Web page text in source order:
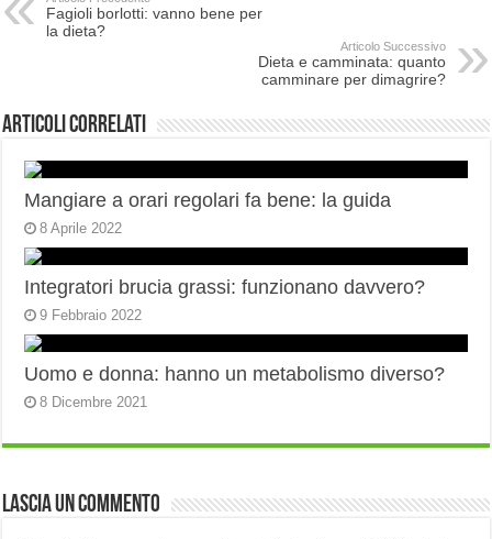
Fagioli borlotti: vanno bene per
la dieta?
Articolo Successivo
Dieta e camminata: quanto
camminare per dimagrire?
Articoli correlati
Mangiare a orari regolari fa bene: la guida
8 Aprile 2022
Integratori brucia grassi: funzionano davvero?
9 Febbraio 2022
Uomo e donna: hanno un metabolismo diverso?
8 Dicembre 2021
Lascia un commento